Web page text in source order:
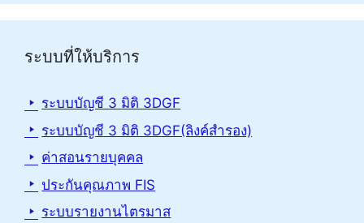
ระบบที่ให้บริการ
ระบบบัญชี 3 มิติ 3DGF
ระบบบัญชี 3 มิติ 3DGF(ลิงค์สำรอง)
ค่าสอนรายบุคคล
ประกันคุณภาพ FIS
ระบบรายงานไตรมาส